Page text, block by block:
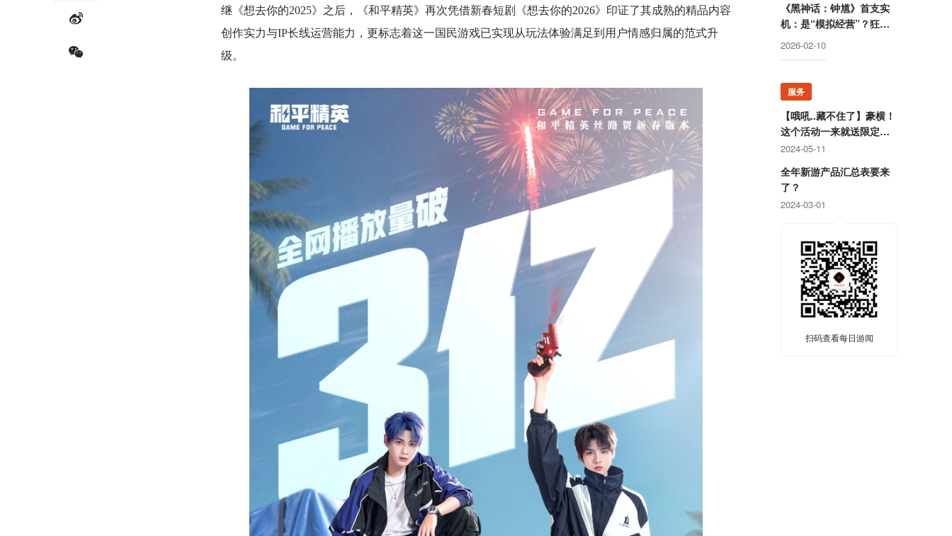
继《想去你的2025》之后，《和平精英》再次凭借新春短剧《想去你的2026》印证了其成熟的精品内容
创作实力与IP长线运营能力，更标志着这一国民游戏已实现从玩法体验满足到用户情感归属的范式升
级。
《黑神话：钟馗》首支实
机：是“模拟经营”？狂秀
技术力
2026-02-10
服务
【哦吼..藏不住了】豪横！
这个活动一来就送限定游
戏周边！
2024-05-11
全年新游产品汇总表要来
了？
2024-03-01
扫码查看每日游闻